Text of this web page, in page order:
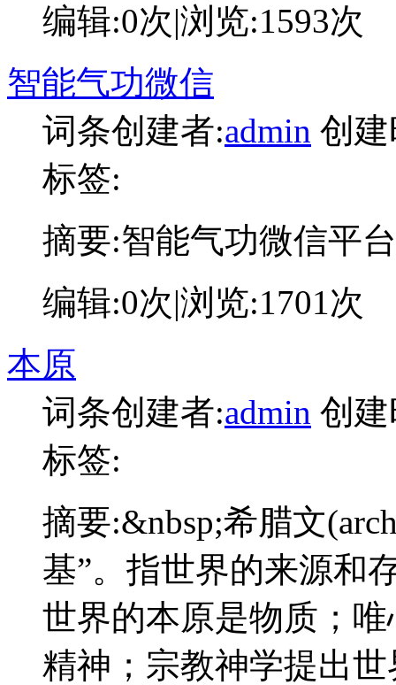
编辑:0次|浏览:1593次
智能气功微信
词条创建者:admin 创
标签:
摘要:智能气功微信平台
编辑:0次|浏览:1701次
本原
词条创建者:admin 创
标签:
摘要:&nbsp;希腊文
基”。指世界的来源和
世界的本原是物质；
精神；宗教神学提出